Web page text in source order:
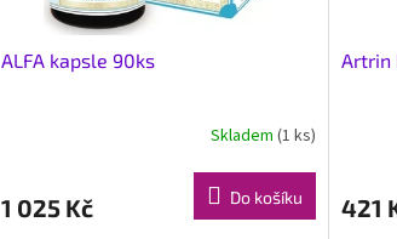
ALFA kapsle 90ks
Skladem (1 ks)
1 025 Kč Do košíku
Artrin
421